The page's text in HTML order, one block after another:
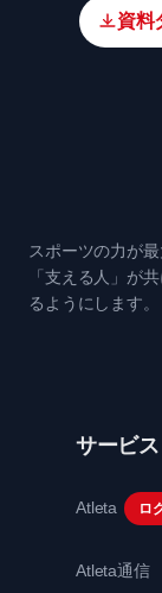
資料
スポーツの力が
「支える人」が
るようにします。
サービス
Atleta ロ
Atleta通信